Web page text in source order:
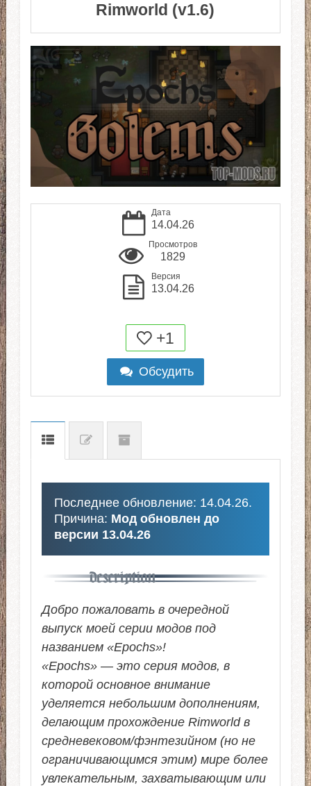
Rimworld (v1.6)
Дата
14.04.26
Просмотров
1829
Версия
13.04.26
+1
Обсудить
Последнее обновление: 14.04.26.
Причина: Мод обновлен до
версии 13.04.26
Добро пожаловать в очередной
выпуск моей серии модов под
названием «Epochs»!
«Epochs» — это серия модов, в
которой основное внимание
уделяется небольшим дополнениям,
делающим прохождение Rimworld в
средневековом/фэнтезийном (но не
ограничивающимся этим) мире более
увлекательным, захватывающим или